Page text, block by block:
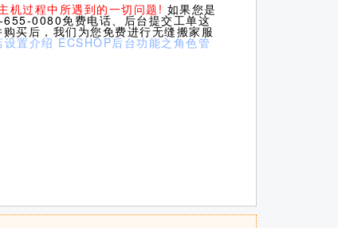
机过程中所遇到的一切问题! 如果您是
0080免费电话、后台提交工单这
买后，我们为您免费进行无缝搬家服
置介绍 ECSHOP后台功能之角色管